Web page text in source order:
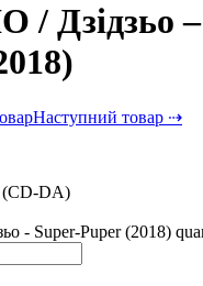
/ Дзідзьо
Наступний товар ⇢
DA)
- Super-Puper (2018)